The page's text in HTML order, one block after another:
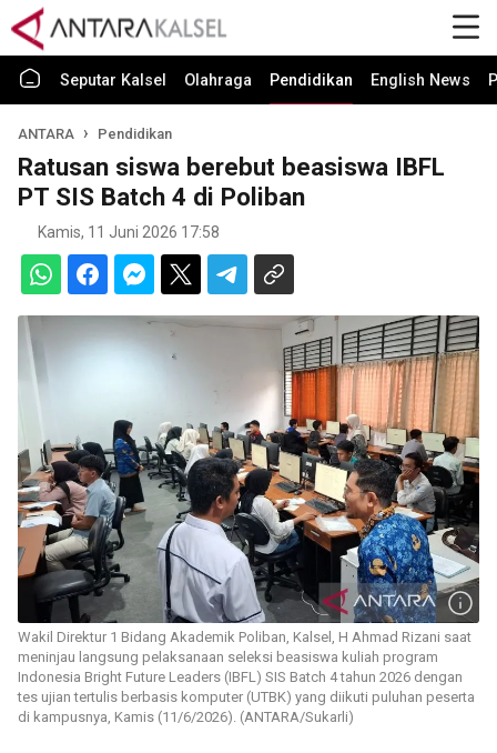
Seputar Kalsel Olahraga Pendidikan English News
ANTARA Pendidikan
Ratusan siswa berebut beasiswa IBFL
PT SIS Batch 4 di Poliban
Kamis, 11 Juni 2026 17:58
Wakil Direktur 1 Bidang Akademik Poliban, Kalsel, H Ahmad Rizani saat
meninjau langsung pelaksanaan seleksi beasiswa kuliah program
Indonesia Bright Future Leaders (IBFL) SIS Batch 4 tahun 2026 dengan
tes ujian tertulis berbasis komputer (UTBK) yang diikuti puluhan peserta
di kampusnya, Kamis (11/6/2026). (ANTARA/Sukarli)